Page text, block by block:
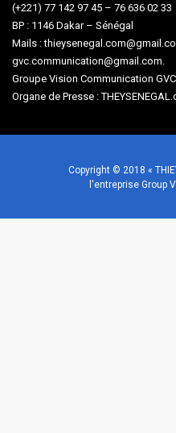
(+221) 77 142 97 45 – 76 636 02 33
BP : 1146 Dakar – Sénégal
Mails :
gvc.communication@gmail.com.
Groupe Vision Communication
Organe de Presse :
Copyright © 2018 «
l'entreprise Group